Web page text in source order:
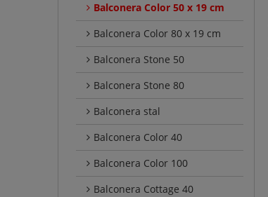
Balconera Color 50 x 19 cm
Balconera Color 80 x 19 cm
Balconera Stone 50
Balconera Stone 80
Balconera stal
Balconera Color 40
Balconera Color 100
Balconera Cottage 40